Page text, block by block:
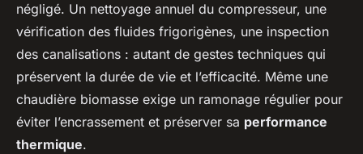
négligé. Un nettoyage annuel du compresseur, une
vérification des fluides frigorigènes, une inspection
des canalisations : autant de gestes techniques qui
préservent la durée de vie et l’efficacité. Même une
chaudière biomasse exige un ramonage régulier pour
éviter l’encrassement et préserver sa performance
thermique.